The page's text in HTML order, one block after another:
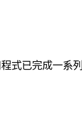
式已完成一系